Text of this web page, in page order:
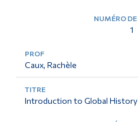
1
Caux, Rachèle
Introduction to Global History